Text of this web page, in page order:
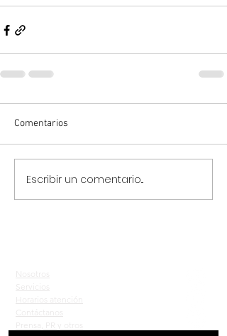
Comentarios
Escribir un comentario...
Nosotros
Servicios
Horarios atención
Contáctanos
Prensa, PR y otros